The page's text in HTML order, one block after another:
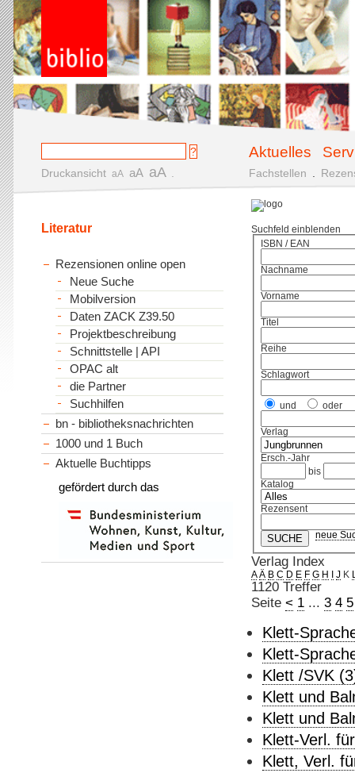
Aktuelles
Druckansicht aA aA aA Fachstellen
Suchfeld einblenden
ISBN / EAN
Nachname
Vorname
Titel
Reihe
Schlagwort
und oder
Verlag
Ersch.-Jahr
bis
Katalog
Rezensent
neue
Verlag Index
A Ä B C D E F G H J K
1120 Treffer
Seite < 1... 3 4 5
Klett-
Klett-
Klett /SVK
Klett und
Klett und
Klett-Verl.
Klett, Verl.
Literatur
Rezensionen online open
Neue Suche
Mobilversion
Daten ZACK Z39.50
Projektbeschreibung
Schnittstelle | API
OPAC alt
die Partner
Suchhilfen
bn - bibliotheksnachrichten
1000 und 1 Buch
Aktuelle Buchtipps
gefördert durch das